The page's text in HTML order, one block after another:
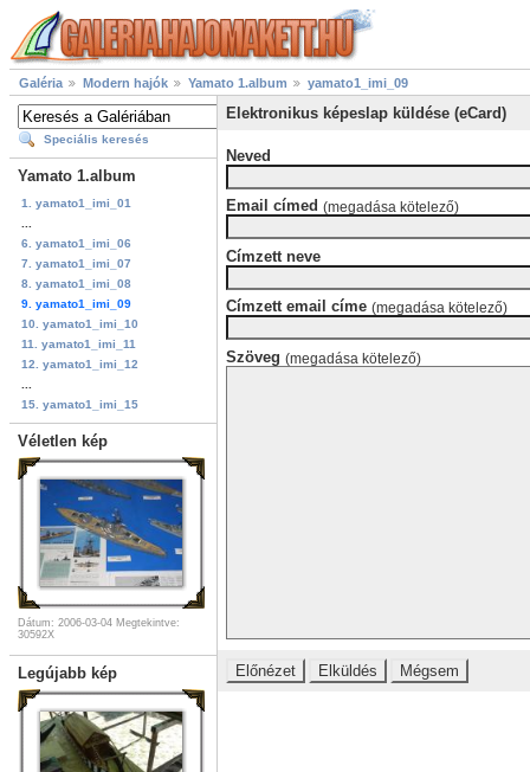
Galéria Modern hajók Yamato 1.album yamato1_imi_09
Speciális keresés
Yamato 1.album
1. yamato1_imi_01
6. yamato1_imi_06
7. yamato1_imi_07
8. yamato1_imi_08
9. yamato1_imi_09
10. yamato1_imi_10
11. yamato1_imi_11
12. yamato1_imi_12
15. yamato1_imi_15
Véletlen kép
Dátum: 2006-03-04 Megtekintve:
30592X
Legújabb kép
Elektronikus képeslap küldése (eCard)
Neved
Email címed (megadása kötelező)
Címzett neve
Címzett email címe (megadása kötelező)
Szöveg (megadása kötelező)